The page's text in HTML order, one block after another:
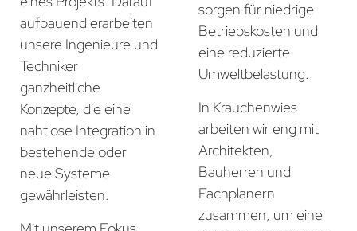
aufbauend erarbeiten
unsere Ingenieure und
Techniker
ganzheitliche
Konzepte, die eine
nahtlose Integration in
bestehende oder
neue Systeme
gewährleisten.
sorgen für niedrige
Betriebskosten und
eine reduzierte
Umweltbelastung.
In Krauchenwies
arbeiten wir eng mit
Architekten,
Bauherren und
Fachplanern
zusammen, um eine